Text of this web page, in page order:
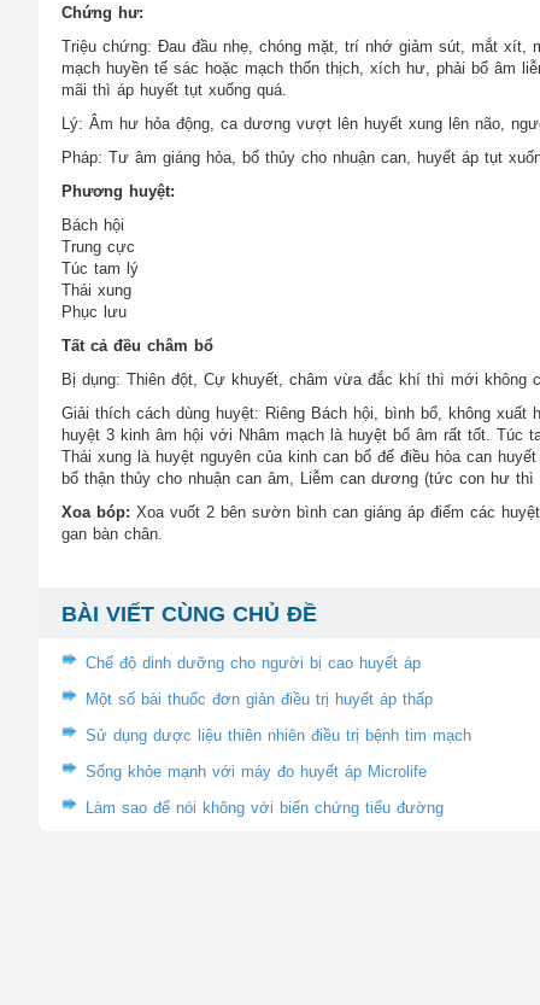
Chứng hư:
Triệu chứng: Đau đầu nhẹ, chóng mặt, trí nhớ giảm sút, mắt xít,
mạch huyền tế sác hoặc mạch thốn thịch, xích hư, phải bổ âm
mãi thì áp huyết tụt xuống quá.
Lý: Âm hư hỏa động, ca dương vượt lên huyết xung lên não,
Pháp: Tư âm giáng hỏa, bổ thủy cho nhuận can, huyết áp tụt
Phương huyệt:
Bách hội
Trung cực
Túc tam lý
Thái xung
Phục lưu
Tất cả đều châm bổ
Bị dụng: Thiên đột, Cự khuyết, châm vừa đắc khí thì mới không
Giải thích cách dùng huyệt: Riêng Bách hội, bình bổ, không xuất
huyệt 3 kinh âm hội với Nhâm mạch là huyệt bổ âm rất tốt. Túc
Thái xung là huyệt nguyên của kinh can bổ để điều hòa can
bổ thận thủy cho nhuận can âm, Liễm can dương (tức con hư thì
Xoa bóp: Xoa vuốt 2 bên sườn bình can giáng áp điểm các
gan bàn chân.
BÀI VIẾT CÙNG CHỦ ĐỀ
Chế độ dinh dưỡng cho người bị cao huyết áp
Một số bài thuốc đơn giản điều trị huyết áp thấp
Sử dụng dược liệu thiên nhiên điều trị bệnh tim mạch
Sống khỏe mạnh với máy đo huyết áp Microlife
Làm sao để nói không với biến chứng tiểu đường